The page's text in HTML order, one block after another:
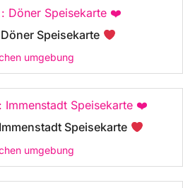
Speisekarte
umgebung
Speisekarte
umgebung